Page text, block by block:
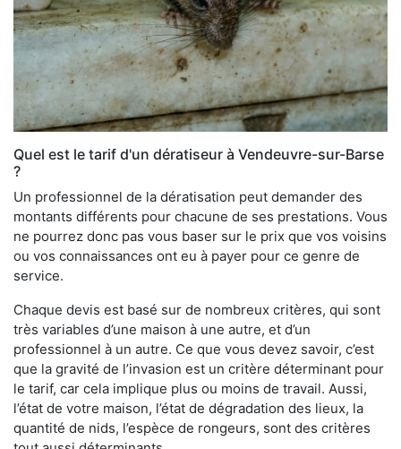
Quel est le tarif d'un dératiseur à Vendeuvre-sur-Barse
?
Un professionnel de la dératisation peut demander des
montants différents pour chacune de ses prestations. Vous
ne pourrez donc pas vous baser sur le prix que vos voisins
ou vos connaissances ont eu à payer pour ce genre de
service.
Chaque devis est basé sur de nombreux critères, qui sont
très variables d’une maison à une autre, et d’un
professionnel à un autre. Ce que vous devez savoir, c’est
que la gravité de l’invasion est un critère déterminant pour
le tarif, car cela implique plus ou moins de travail. Aussi,
l’état de votre maison, l’état de dégradation des lieux, la
quantité de nids, l’espèce de rongeurs, sont des critères